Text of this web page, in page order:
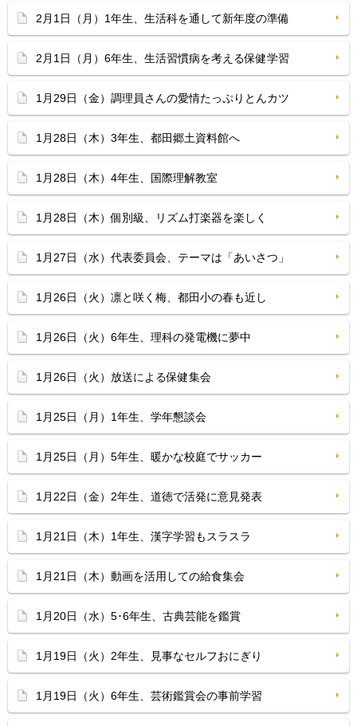
2月1日（月）1年生、生活科を通して新年度の準備
2月1日（月）6年生、生活習慣病を考える保健学習
1月29日（金）調理員さんの愛情たっぷりとんカツ
1月28日（木）3年生、都田郷土資料館へ
1月28日（木）4年生、国際理解教室
1月28日（木）個別級、リズム打楽器を楽しく
1月27日（水）代表委員会、テーマは「あいさつ」
1月26日（火）凛と咲く梅、都田小の春も近し
1月26日（火）6年生、理科の発電機に夢中
1月26日（火）放送による保健集会
1月25日（月）1年生、学年懇談会
1月25日（月）5年生、暖かな校庭でサッカー
1月22日（金）2年生、道徳で活発に意見発表
1月21日（木）1年生、漢字学習もスラスラ
1月21日（木）動画を活用しての給食集会
1月20日（水）5･6年生、古典芸能を鑑賞
1月19日（火）2年生、見事なセルフおにぎり
1月19日（火）6年生、芸術鑑賞会の事前学習